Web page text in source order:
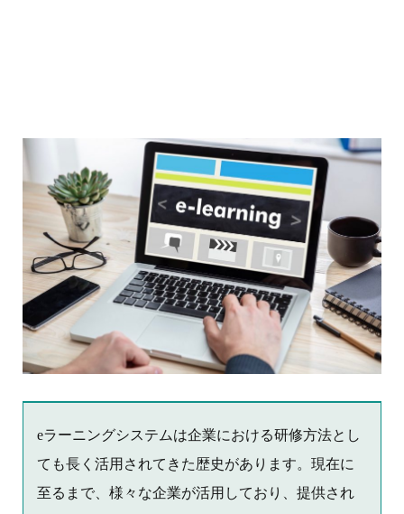
eラーニングシステムは企業における研修方法とし
ても長く活用されてきた歴史があります。現在に
至るまで、様々な企業が活用しており、提供され